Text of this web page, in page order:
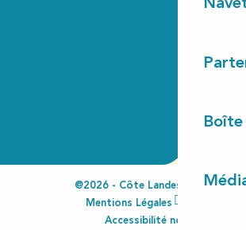
@2026 - Côte Landes Nature
Mentions Légales
Accessibilité non conforme